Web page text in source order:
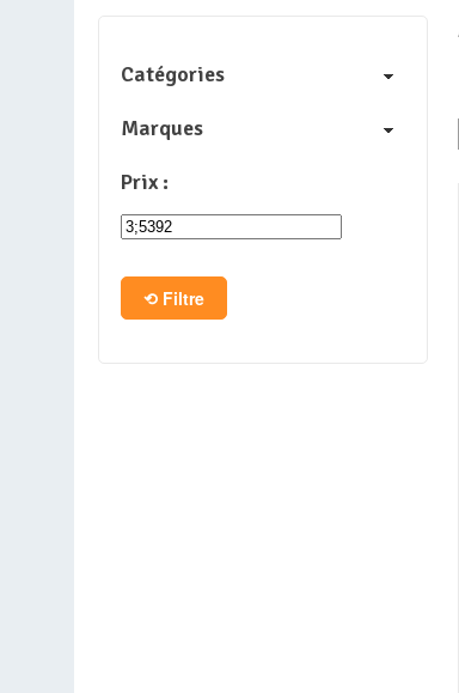
Mini PC
PC Tout-en-un
Tablettes
Catégories
Marques
Prix :
Filtre